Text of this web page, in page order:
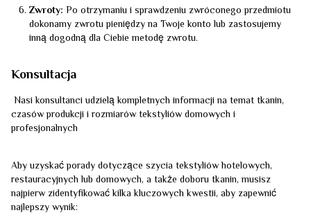
Zwroty: Po otrzymaniu i sprawdzeniu zwróconego przedmiotu
dokonamy zwrotu pieniędzy na Twoje konto lub zastosujemy
inną dogodną dla Ciebie metodę zwrotu.
Konsultacja
Nasi konsultanci udzielą kompletnych informacji na temat tkanin,
czasów produkcji i rozmiarów tekstyliów domowych i
profesjonalnych
Aby uzyskać porady dotyczące szycia tekstyliów hotelowych,
restauracyjnych lub domowych, a także doboru tkanin, musisz
najpierw zidentyfikować kilka kluczowych kwestii, aby zapewnić
najlepszy wynik: